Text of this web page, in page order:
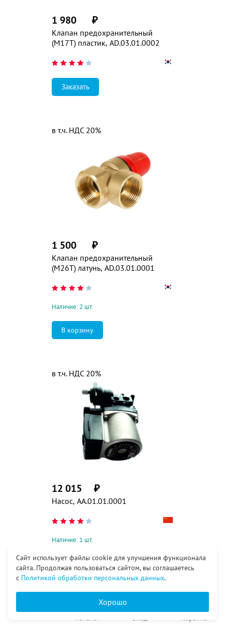
Клапан предохранительный
(M17T) пластик, AD.03.01.0002
1 980 ₽
Заказать
Клапан предохранительный
(M26T) латунь, AD.03.01.0001
1 500 ₽
в т.ч. НДС 20%
Наличие: 2 шт.
Насос, AA.01.01.0001
12 015 ₽
в т.ч. НДС 20%
Наличие: 1 шт.
в т.ч. НДС 20%
Сайт использует файлы cookie для улучшения функционала
сайта. Продолжая пользоваться сайтом, вы соглашаетесь
с Политикой обработки персональных данных.
Хорошо